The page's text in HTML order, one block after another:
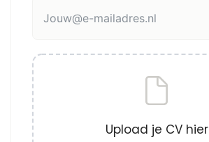
Upload je CV hier